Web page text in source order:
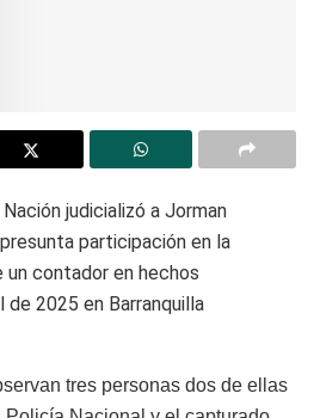
judicializó a Jorman
participación en la
un contador en hechos
2025 en Barranquilla